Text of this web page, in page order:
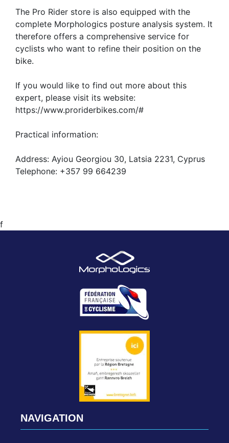
The Pro Rider store is also equipped with the
complete Morphologics posture analysis system. It
therefore offers a comprehensive service for
cyclists who want to refine their position on the
bike.
If you would like to find out more about this
expert, please visit its website:
https://www.proriderbikes.com/#
Practical information:
Address: Ayiou Georgiou 30, Latsia 2231, Cyprus
Telephone: +357 99 664239
f
NAVIGATION